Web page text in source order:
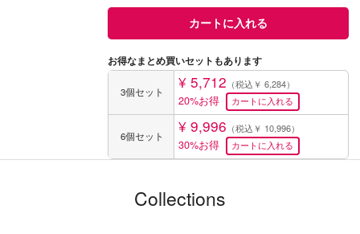
お得なまとめ買いセットもあります
3個セット ¥ 5,712 （税込￥ 6,284）
20%お得
6個セット ¥ 9,996 （税込￥ 10,996）
30%お得
Collections